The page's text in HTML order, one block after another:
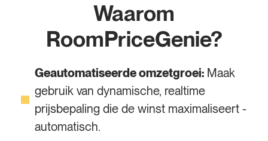
Waarom
RoomPriceGenie?
Geautomatiseerde omzetgroei:Maak
gebruik van dynamische, realtime
prijsbepaling die de winst maximaliseert -
automatisch.